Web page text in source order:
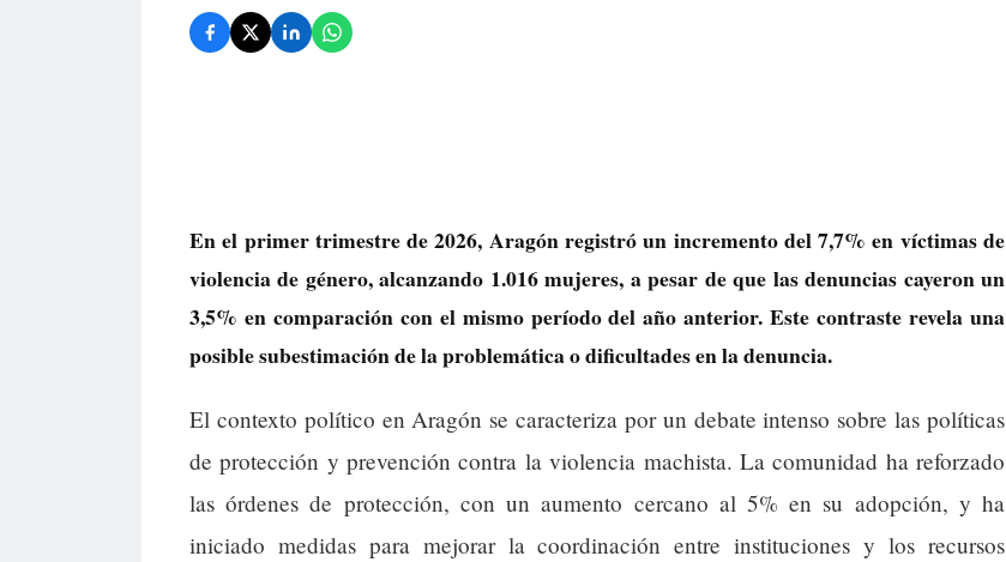
En el primer trimestre de 2026, Aragón registró un incremento del 7,7% en víctimas de
violencia de género, alcanzando 1.016 mujeres, a pesar de que las denuncias cayeron un
3,5% en comparación con el mismo período del año anterior. Este contraste revela una
posible subestimación de la problemática o dificultades en la denuncia.
El contexto político en Aragón se caracteriza por un debate intenso sobre las políticas
de protección y prevención contra la violencia machista. La comunidad ha reforzado
las órdenes de protección, con un aumento cercano al 5% en su adopción, y ha
iniciado medidas para mejorar la coordinación entre instituciones y los recursos